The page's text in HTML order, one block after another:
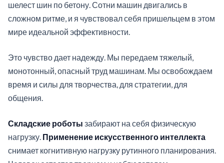
шелест шин по бетону. Сотни машин двигались в
сложном ритме, и я чувствовал себя пришельцем в этом
мире идеальной эффективности.
Это чувство дает надежду. Мы передаем тяжелый,
монотонный, опасный труд машинам. Мы освобождаем
время и силы для творчества, для стратегии, для
общения.
Складские роботы забирают на себя физическую
нагрузку. Применение искусственного интеллекта
снимает когнитивную нагрузку рутинного планирования.